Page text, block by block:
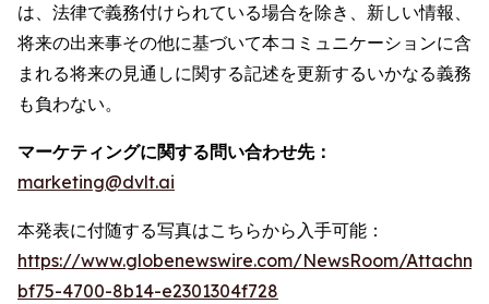
は、法律で義務付けられている場合を除き、新しい情報、
将来の出来事その他に基づいて本コミュニケーションに含
まれる将来の見通しに関する記述を更新するいかなる義務
も負わない。
マーケティングに関する問い合わせ先：
marketing@dvlt.ai
本発表に付随する写真はこちらから入手可能：
https://www.globenewswire.com/NewsRoom/
bf75-4700-8b14-e2301304f728